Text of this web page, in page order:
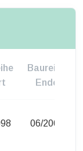
Baureihe
Ende
06/2000